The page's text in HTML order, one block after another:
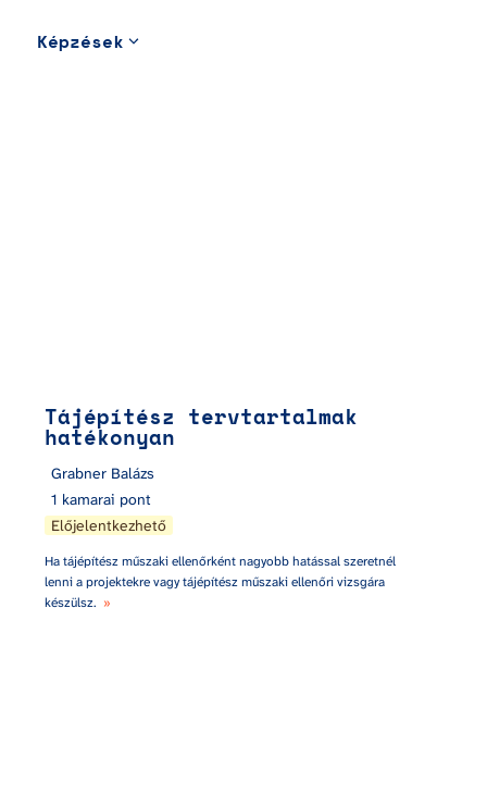
Képzések
Tájépítész tervtartalmak
hatékonyan
Grabner Balázs
1 kamarai pont
Előjelentkezhető
Ha tájépítész műszaki ellenőrként nagyobb hatással szeretnél
lenni a projektekre vagy tájépítész műszaki ellenőri vizsgára
készülsz. »